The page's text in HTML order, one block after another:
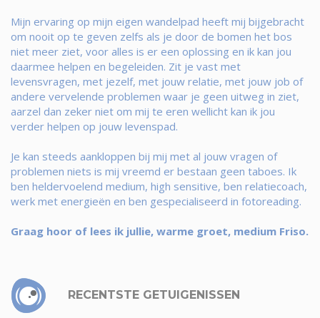
Mijn ervaring op mijn eigen wandelpad heeft mij bijgebracht
om nooit op te geven zelfs als je door de bomen het bos
niet meer ziet, voor alles is er een oplossing en ik kan jou
daarmee helpen en begeleiden. Zit je vast met
levensvragen, met jezelf, met jouw relatie, met jouw job of
andere vervelende problemen waar je geen uitweg in ziet,
aarzel dan zeker niet om mij te eren wellicht kan ik jou
verder helpen op jouw levenspad.
Je kan steeds aankloppen bij mij met al jouw vragen of
problemen niets is mij vreemd er bestaan geen taboes. Ik
ben heldervoelend medium, high sensitive, ben relatiecoach,
werk met energieën en ben gespecialiseerd in fotoreading.
Graag hoor of lees ik jullie, warme groet, medium Friso.
RECENTSTE GETUIGENISSEN